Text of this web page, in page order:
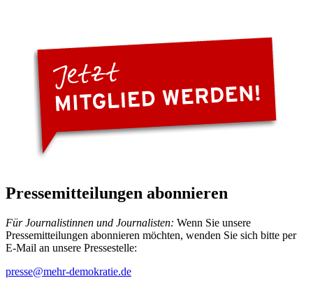
Pressemitteilungen abonnieren
Für Journalistinnen und Journalisten: Wenn Sie unsere
Pressemitteilungen abonnieren möchten, wenden Sie sich bitte per
E-Mail an unsere Pressestelle:
presse@mehr-demokratie.de